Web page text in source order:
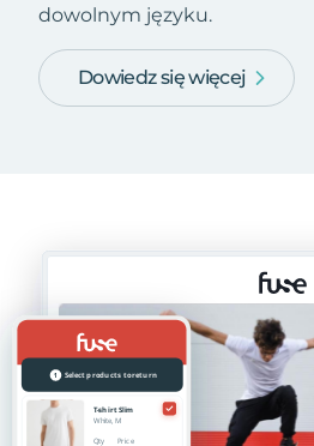
dowolnym języku.
Dowiedz się więcej